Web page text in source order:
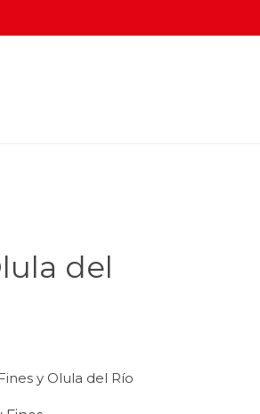
del
y Olula del Río